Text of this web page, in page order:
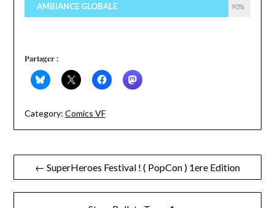
AMBIANCE GLOBALE 90%
Partager :
Category: Comics VF
Navigation
de
← SuperHeroes Festival ! ( PopCon ) 1ere Edition